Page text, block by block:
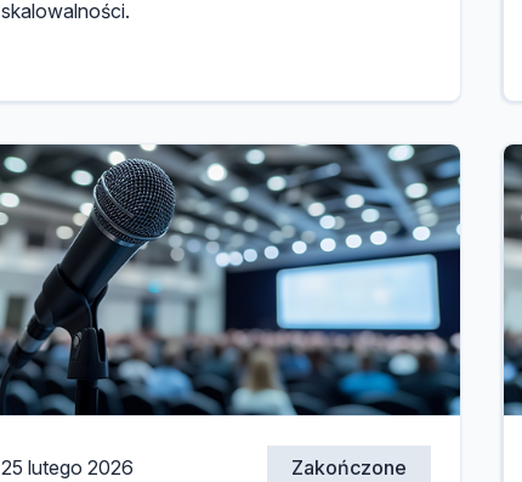
skalowalności.
Zakończone
25 lutego 2026